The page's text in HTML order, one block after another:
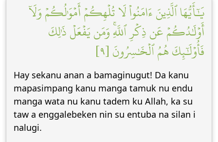
يَٰٓأَيُّهَا ٱلَّذِينَ ءَامَنُواْ لَا تُلۡهِكُمۡ أَمۡوَٰلُكُمۡ وَلَآ
أَوۡلَٰدُكُمۡ عَن ذِكۡرِ ٱللَّهِۚ وَمَن يَفۡعَلۡ ذَٰلِكَ
فَأُوْلَٰٓئِكَ هُمُ ٱلۡخَٰسِرُونَ [٩]
Hay sekanu anan a bamaginugut! Da kanu
mapasimpang kanu manga tamuk nu endu
manga wata nu kanu tadem ku Allah, ka su
taw a enggalebeken nin su entuba na silan i
nalugi.